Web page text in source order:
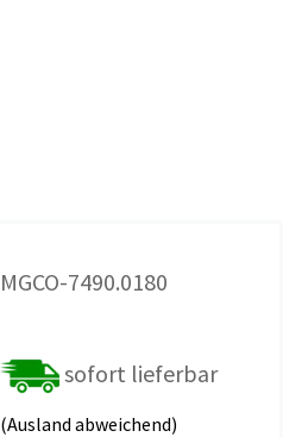
MGCO-7490.0180
sofort lieferbar
(Ausland abweichend)